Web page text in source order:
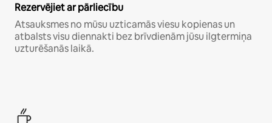
Rezervējiet ar pārliecību
Atsauksmes no mūsu uzticamās viesu kopienas un
atbalsts visu diennakti bez brīvdienām jūsu ilgtermiņa
uzturēšanās laikā.